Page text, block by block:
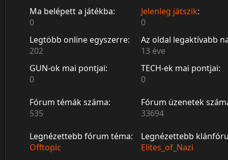
Ma belépett a játékba:
0
Jelenleg játszik:
0
Legtöbb online egyszerre:
202
Az oldal legaktívabb
13 éve
GUN-ok mai pontjai:
0
TECH-ek mai pontjai:
0
Fórum témák száma:
535
Fórum üzenetek
33694
Legnézettebb fórum téma:
Offtopic
Legnézettebb
Elites_of_Nazi